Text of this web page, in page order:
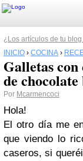
¿Los artículos de tu
INICIO › COCINA ›
Galletas
de
Por Mcarmencoci
Hola!
El otro día me
que viendo lo
caseros, si